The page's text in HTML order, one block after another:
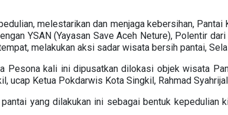
melestarikan dan menjaga kebersihan,
YSAN (Yayasan Save Aceh Neture), Polentir
melakukan aksi sadar wisata bersih pantai,
Pesona kali ini dipusatkan dilokasi objek wisata
ucap Ketua Pokdarwis Kota Singkil, Rahmad
yang dilakukan ini sebagai bentuk kepedulian